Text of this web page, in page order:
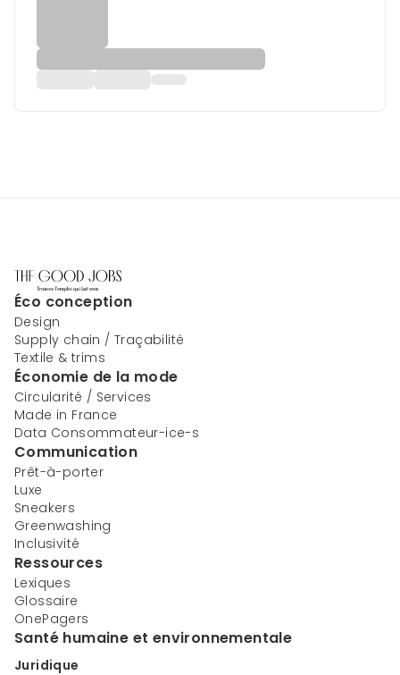
Éco conception
Design
Supply chain / Traçabilité
Textile & trims
Économie de la mode
Circularité / Services
Made in France
Data Consommateur-ice-s
Communication
Prêt-à-porter
Luxe
Sneakers
Greenwashing
Inclusivité
Ressources
Lexiques
Glossaire
OnePagers
Santé humaine et environnementale
Juridique